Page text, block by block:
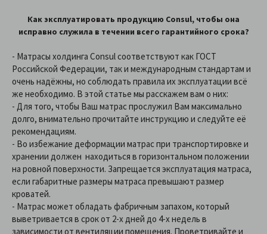
Как эксплуатировать продукцию Сonsul, чтобы она
исправно служила в течении всего гарантийного срока?
- Матрасы холдинга Consul соответствуют как ГОСТ
Российской Федерации, так и международным стандартам и
очень надёжны, но соблюдать правила их эксплуатации всё
же необходимо. В этой статье мы расскажем вам о них:
- Для того, чтобы Ваш матрас прослужил Вам максимально
долго, внимательно прочитайте инструкцию и следуйте её
рекомендациям.
- Во избежание деформации матрас при транспортировке и
хранении должен находиться в горизонтальном положении
на ровной поверхности. Запрещается эксплуатация матраса,
если габаритные размеры матраса превышают размер
кроватей.
- Матрас может обладать фабричным запахом, который
выветривается в срок от 2-х дней до 4-х недель в
зависимости от вентиляции помещения. Проветривайте и